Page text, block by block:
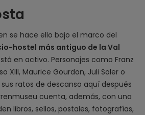
se hace ello bajo el marco del
hostel más antiguo de la Val
en activo. Personajes como Franz
XIII, Maurice Gourdon, Juli Soler o
sus ratos de descanso aquí después
cuenta, además, con una
libros, sellos, postales, fotografías,